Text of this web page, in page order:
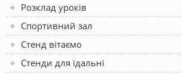
Розклад уроків
Спортивний зал
Стенд вітаємо
Стенди для їдальні